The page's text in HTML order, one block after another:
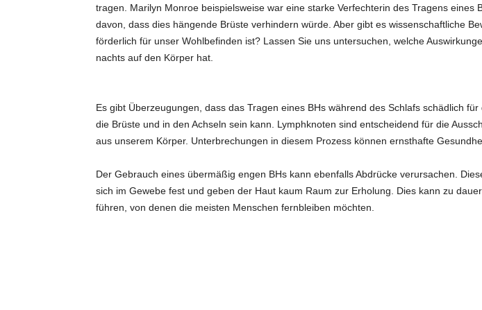
e
e
tragen. Marilyn Monroe beispielsweise war eine starke Verfechterin des Tragens eines
davon, dass dies hängende Brüste verhindern würde. Aber gibt es wissenschaftliche
förderlich für unser Wohlbefinden ist? Lassen Sie uns untersuchen, welche
nachts auf den Körper hat.
Es gibt Überzeugungen, dass das Tragen eines BHs während des Schlafs schädlich
die Brüste und in den Achseln sein kann. Lymphknoten sind entscheidend für die
aus unserem Körper. Unterbrechungen in diesem Prozess können ernsthafte
Der Gebrauch eines übermäßig engen BHs kann ebenfalls Abdrücke verursachen.
sich im Gewebe fest und geben der Haut kaum Raum zur Erholung. Dies kann zu
führen, von denen die meisten Menschen fernbleiben möchten.